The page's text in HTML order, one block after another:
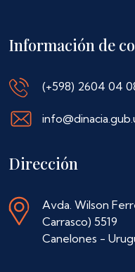
Información de
(+598) 2604 04
Dirección
Avda. Wilson
Carrasco) 5519
Canelones -